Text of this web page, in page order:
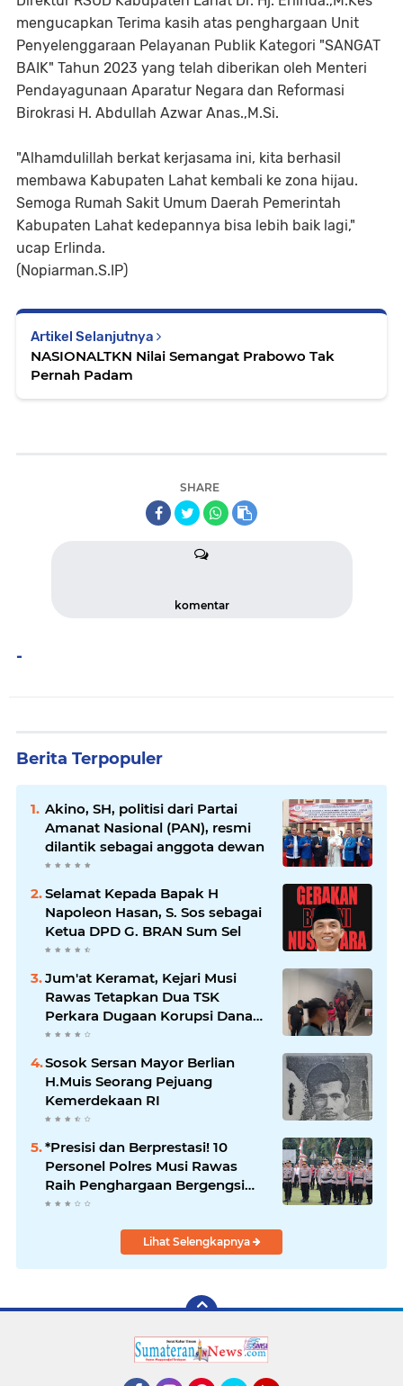
mengucapkan Terima kasih atas penghargaan Unit
Penyelenggaraan Pelayanan Publik Kategori "SANGAT
BAIK" Tahun 2023 yang telah diberikan oleh Menteri
Pendayagunaan Aparatur Negara dan Reformasi
Birokrasi H. Abdullah Azwar Anas.,M.Si.
"Alhamdulillah berkat kerjasama ini, kita berhasil
membawa Kabupaten Lahat kembali ke zona hijau.
Semoga Rumah Sakit Umum Daerah Pemerintah
Kabupaten Lahat kedepannya bisa lebih baik lagi,"
ucap Erlinda.
(Nopiarman.S.IP)
Artikel Selanjutnya
NASIONALTKN Nilai Semangat Prabowo Tak
Pernah Padam
SHARE
komentar
-
Berita Terpopuler
Akino, SH, politisi dari Partai
Amanat Nasional (PAN), resmi
dilantik sebagai anggota dewan
Selamat Kepada Bapak H
Napoleon Hasan, S. Sos sebagai
Ketua DPD G. BRAN Sum Sel
Jum'at Keramat, Kejari Musi
Rawas Tetapkan Dua TSK
Perkara Dugaan Korupsi Dana
Peremajaan PSR
Sosok Sersan Mayor Berlian
H.Muis Seorang Pejuang
Kemerdekaan RI
*Presisi dan Berprestasi! 10
Personel Polres Musi Rawas
Raih Penghargaan Bergengsi
dari Kapolda Sumsel*
Lihat Selengkapnya